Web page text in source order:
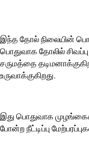
இந்த தோல் நிலையின்
பொதுவாக தோலில்
சருமத்தை
உருவாக்குகிறது.
இது பொதுவாக
போன்ற நீட்டிப்பு